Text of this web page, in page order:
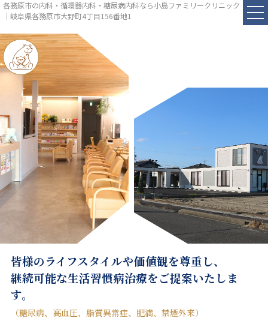
各務原市の内科・循環器内科・糖尿病内科なら小島ファミリークリニック
｜岐阜県各務原市大野町4丁目156番地1
皆様のライフスタイルや価値観を尊重し、
継続可能な生活習慣病治療をご提案いたしま
す。
（糖尿病、高血圧、脂質異常症、肥満、禁煙外来）